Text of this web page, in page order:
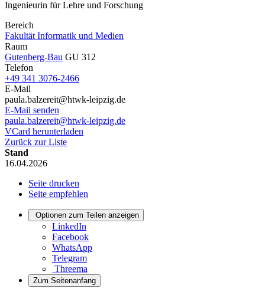
Ingenieurin für Lehre und Forschung
Bereich
Fakultät Informatik und Medien
Raum
Gutenberg-Bau GU 312
Telefon
+49 341 3076-2466
E-Mail
paula.balzereit@htwk-leipzig.de
E-Mail senden
paula.balzereit@htwk-leipzig.de
VCard herunterladen
Zurück zur Liste
Stand
16.04.2026
Seite drucken
Seite empfehlen
Optionen zum Teilen anzeigen
LinkedIn
Facebook
WhatsApp
Telegram
Threema
Zum Seitenanfang